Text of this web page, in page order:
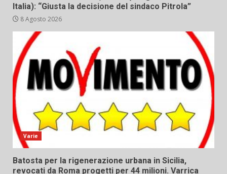
Italia): “Giusta la decisione del sindaco Pitrola”
8 Agosto 2026
Varie
Batosta per la rigenerazione urbana in Sicilia,
revocati da Roma progetti per 44 milioni. Varrica